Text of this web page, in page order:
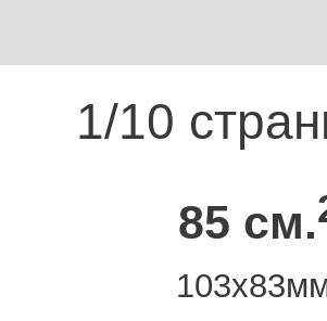
1/10
85 см.